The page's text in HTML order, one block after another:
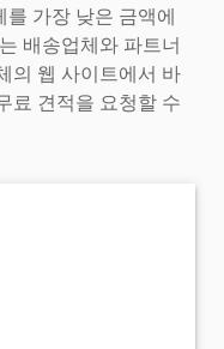
가장 낮은 금액에
배송업체와 파트너
의 웹 사이트에서 바
료 견적을 요청할 수